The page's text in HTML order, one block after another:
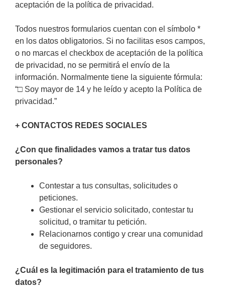
aceptación de la política de privacidad.
Todos nuestros formularios cuentan con el símbolo *
en los datos obligatorios. Si no facilitas esos campos,
o no marcas el checkbox de aceptación de la política
de privacidad, no se permitirá el envío de la
información. Normalmente tiene la siguiente fórmula:
“□ Soy mayor de 14 y he leído y acepto la Política de
privacidad.”
+ CONTACTOS REDES SOCIALES
¿Con que finalidades vamos a tratar tus datos
personales?
Contestar a tus consultas, solicitudes o
peticiones.
Gestionar el servicio solicitado, contestar tu
solicitud, o tramitar tu petición.
Relacionarnos contigo y crear una comunidad
de seguidores.
¿Cuál es la legitimación para el tratamiento de tus
datos?